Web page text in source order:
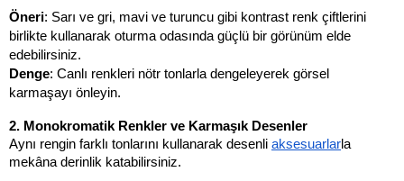
Öneri: Sarı ve gri, mavi ve turuncu gibi kontrast renk çiftlerini
birlikte kullanarak oturma odasında güçlü bir görünüm elde
edebilirsiniz.
Denge: Canlı renkleri nötr tonlarla dengeleyerek görsel
karmaşayı önleyin.
2. Monokromatik Renkler ve Karmaşık Desenler
Aynı rengin farklı tonlarını kullanarak desenli aksesuarlarla
mekâna derinlik katabilirsiniz.